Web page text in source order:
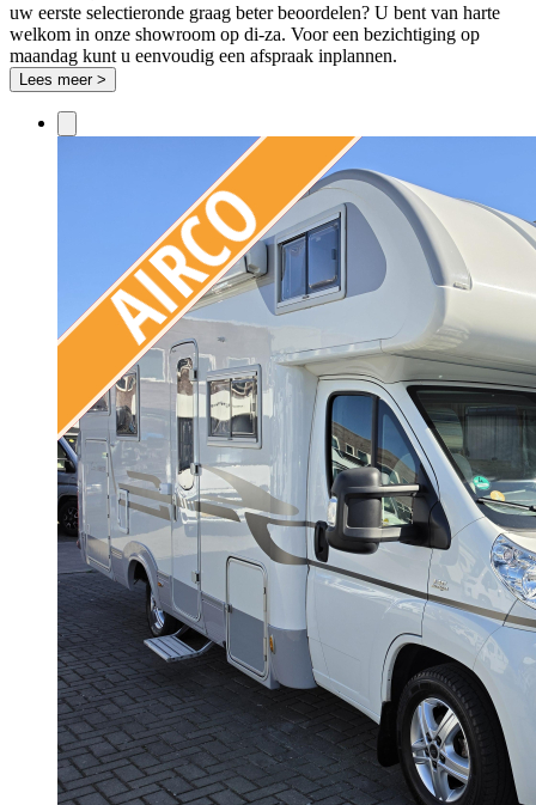
uw eerste selectieronde graag beter beoordelen? U bent van harte
welkom in onze showroom op di-za. Voor een bezichtiging op
maandag kunt u eenvoudig een afspraak inplannen.
Lees meer >